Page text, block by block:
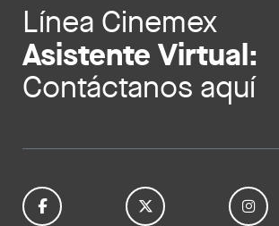
Línea Cinemex
Asistente Virtual:
Contáctanos aquí